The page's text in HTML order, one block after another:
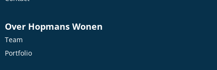
Over Hopmans Wonen
Team
Portfolio